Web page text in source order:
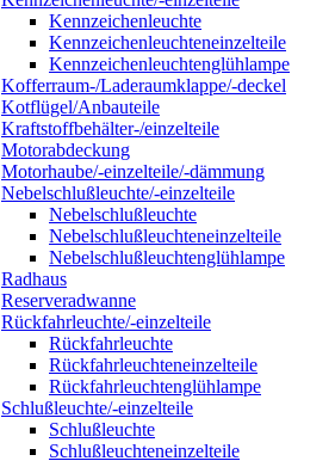
Kennzeichenleuchte
Kennzeichenleuchteneinzelteile
Kennzeichenleuchtenglühlampe
Kofferraum-/Laderaumklappe/-deckel
Kotflügel/Anbauteile
Kraftstoffbehälter-/einzelteile
Motorabdeckung
Motorhaube/-einzelteile/-dämmung
Nebelschlußleuchte/-einzelteile
Nebelschlußleuchte
Nebelschlußleuchteneinzelteile
Nebelschlußleuchtenglühlampe
Radhaus
Reserveradwanne
Rückfahrleuchte/-einzelteile
Rückfahrleuchte
Rückfahrleuchteneinzelteile
Rückfahrleuchtenglühlampe
Schlußleuchte/-einzelteile
Schlußleuchte
Schlußleuchteneinzelteile